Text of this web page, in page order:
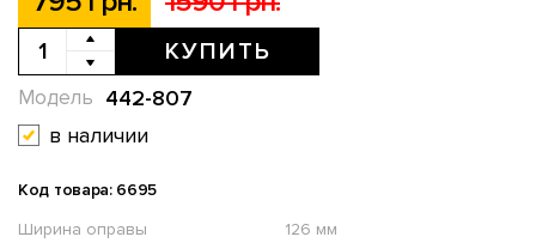
КУПИТЬ
442-807
Модель
в наличии
Код товара: 6695
Ширина оправы
126 мм